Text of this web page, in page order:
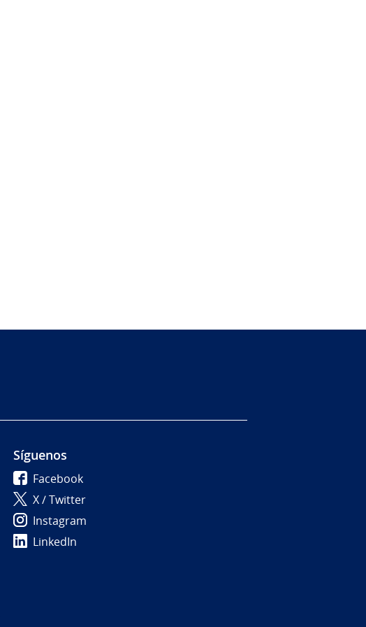
Síguenos
Facebook
X / Twitter
Instagram
LinkedIn